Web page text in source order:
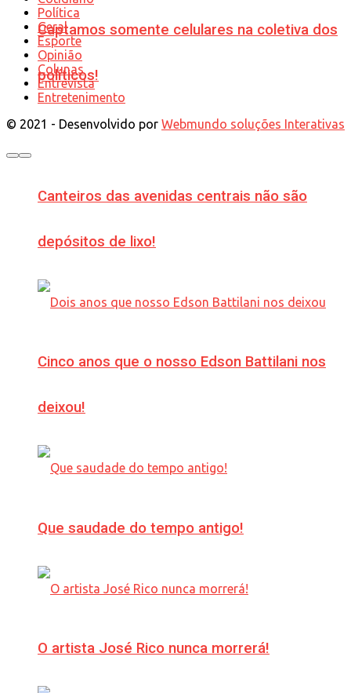
Captamos somente celulares na coletiva dos
políticos!
Canteiros das avenidas centrais não são
depósitos de lixo!
Cinco anos que o nosso Edson Battilani nos
deixou!
Que saudade do tempo antigo!
O artista José Rico nunca morrerá!
Política
Geral
Esporte
Opinião
Colunas
Entrevista
Entretenimento
© 2021 - Desenvolvido por Webmundo soluções Interativas